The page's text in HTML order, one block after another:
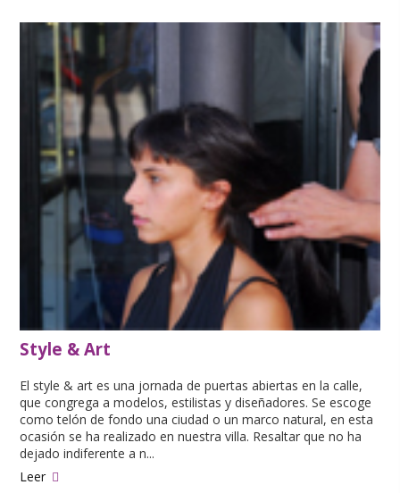
Style & Art
El style & art es una jornada de puertas abiertas en la calle,
que congrega a modelos, estilistas y diseñadores. Se escoge
como telón de fondo una ciudad o un marco natural, en esta
ocasión se ha realizado en nuestra villa. Resaltar que no ha
dejado indiferente a n...
Leer